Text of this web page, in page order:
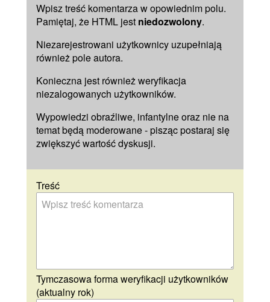
Wpisz treść komentarza w opowiednim polu.
Pamiętaj, że HTML jest niedozwolony.
Niezarejestrowani użytkownicy uzupełniają
również poleautora.
Konieczna jest również weryfikacja
niezalogowanych użytkowników.
Wypowiedzi obraźliwe, infantylne oraz nie na
temat będą moderowane - pisząc postaraj się
zwiększyć wartość dyskusji.
Treść
Tymczasowa forma weryfikacji użytkowników
(aktualny rok)